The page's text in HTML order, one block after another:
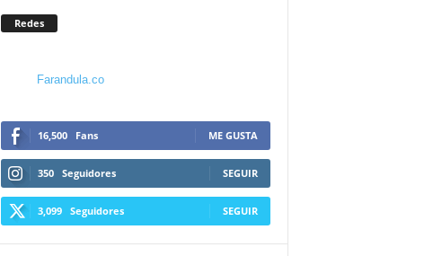
Redes
Farandula.co
16,500 Fans ME GUSTA
350 Seguidores SEGUIR
3,099 Seguidores SEGUIR